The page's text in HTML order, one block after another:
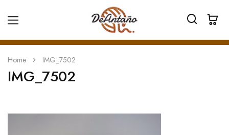
Home IMG_7502
IMG_7502